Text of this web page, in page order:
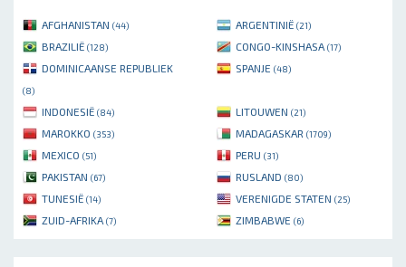
AFGHANISTAN (44) ARGENTINIË (21)
BRAZILIË (128) CONGO-KINSHASA (17)
DOMINICAANSE REPUBLIEK
(8)
SPANJE (48)
INDONESIË (84) LITOUWEN (21)
MAROKKO (353) MADAGASKAR (1709)
MEXICO (51) PERU (31)
PAKISTAN (67) RUSLAND (80)
TUNESIË (14) VERENIGDE STATEN (25)
ZUID-AFRIKA (7) ZIMBABWE (6)